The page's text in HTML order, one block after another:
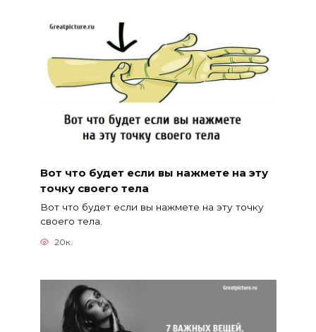
Вот что будет если вы нажмете на эту
точку своего тела
Вот что будет если вы нажмете на эту точку
своего тела.
20к.